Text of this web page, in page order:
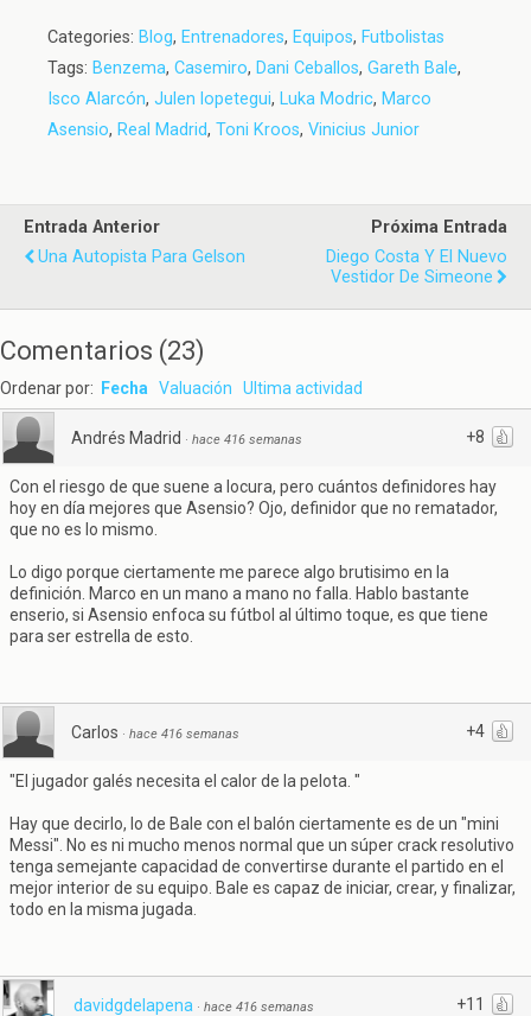
Categories: Blog, Entrenadores, Equipos, Futbolistas
Tags: Benzema, Casemiro, Dani Ceballos, Gareth Bale,
Isco Alarcón, Julen lopetegui, Luka Modric, Marco
Asensio, Real Madrid, Toni Kroos, Vinicius Junior
Entrada Anterior
Una Autopista Para Gelson
Próxima Entrada
Diego Costa Y El Nuevo
Vestidor De Simeone
Comentarios (23)
Ordenar por: Fecha Valuación Ultima actividad
+8
Andrés Madrid · hace 416 semanas
Con el riesgo de que suene a locura, pero cuántos definidores hay
hoy en día mejores que Asensio? Ojo, definidor que no rematador,
que no es lo mismo.
Lo digo porque ciertamente me parece algo brutisimo en la
definición. Marco en un mano a mano no falla. Hablo bastante
enserio, si Asensio enfoca su fútbol al último toque, es que tiene
para ser estrella de esto.
+4
Carlos · hace 416 semanas
"El jugador galés necesita el calor de la pelota. "
Hay que decirlo, lo de Bale con el balón ciertamente es de un "mini
Messi". No es ni mucho menos normal que un súper crack resolutivo
tenga semejante capacidad de convertirse durante el partido en el
mejor interior de su equipo. Bale es capaz de iniciar, crear, y finalizar,
todo en la misma jugada.
+11
davidgdelapena · hace 416 semanas